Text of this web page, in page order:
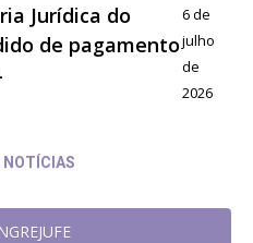
Jurídica do
de pagamento
6 de
julho
de
2026
NOTÍCIAS